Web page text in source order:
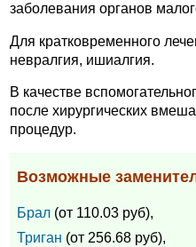
заболевания органов
Для кратковременного
невралгия, ишиалгия.
В качестве
после хирургических
процедур.
Возможные
Брал (от 110.03 руб),
Триган (от 256.68 руб),